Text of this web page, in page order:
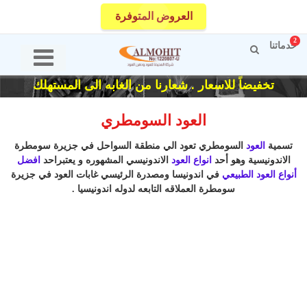
العروض المتوفرة
خدماتنا
2
تخفيضاً للاسعار . شعارنا من الغابه الى المستهلك
العود السومطري
تسمية العود السومطري تعود الي منطقة السواحل في جزيرة سومطرة
الاندونيسية وهو أحد انواع العود الاندونيسي المشهوره و يعتبراحد افضل
أنواع العود الطبيعي في اندونيسا ومصدرة الرئيسي غابات العود في جزيرة
سومطرة العملاقه التابعه لدوله اندونيسيا .